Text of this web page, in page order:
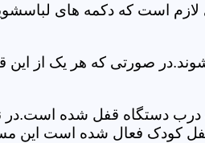
لازم است که دکمه های
صورتی که هر یک از این
درب دستگاه قفل شده است.در
کودک فعال شده است این